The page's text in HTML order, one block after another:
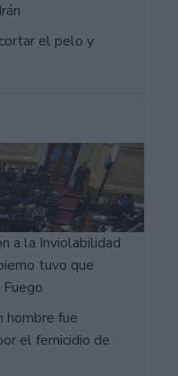
el pelo y
a la Inviolabilidad
tuvo que
hombre fue
el femicidio de